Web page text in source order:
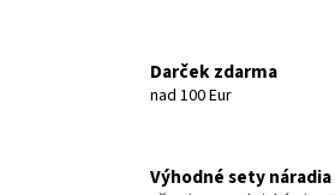
Darček zdarma
nad 100 Eur
Výhodné sety náradia